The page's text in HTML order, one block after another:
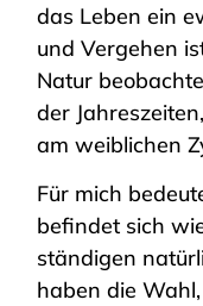
das Leben ein
und Vergehen
Natur
der
am weiblichen
Für mich
befindet sich
ständigen
haben die